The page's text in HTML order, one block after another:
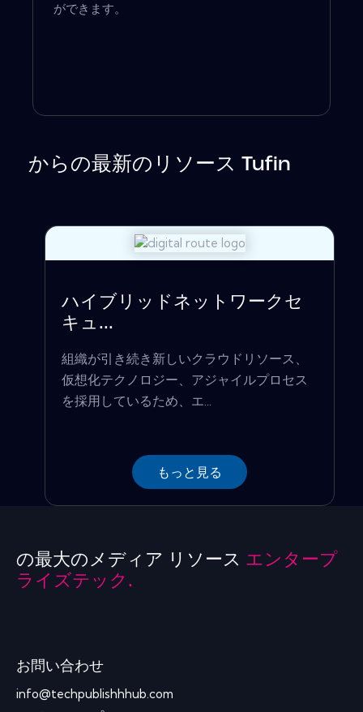
ができます。
からの最新のリソース Tufin
ハイブリッドネットワークセ
キュ...
組織が引き続き新しいクラウドリソース、
仮想化テクノロジー、アジャイルプロセス
を採用しているため、エ...
もっと見る
の最大のメディア リソース エンタープ
ライズテック.
お問い合わせ
info@techpublishhhub.com